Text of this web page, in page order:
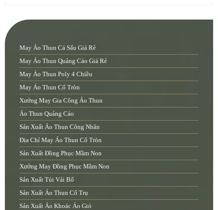
May Áo Thun Cá Sấu Giá Rẻ
May Áo Thun Quảng Cáo Giá Rẻ
May Áo Thun Poly 4 Chiều
May Áo Thun Cổ Tròn
Xưởng May Gia Công Áo Thun
Áo Thun Quảng Cáo
Sản Xuất Áo Thun Công Nhân
Địa Chỉ May Áo Thun Cổ Tròn
Sản Xuất Đồng Phục Mầm Non
Xưởng May Đồng Phục Mầm Non
Sản Xuất Túi Vải Bố
Sản Xuất Áo Thun Cổ Trụ
Sản Xuất Áo Khoác Áo Gió